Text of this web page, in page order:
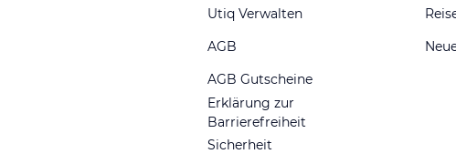
Utiq Verwalten
AGB
AGB Gutscheine
Erklärung zur
Barrierefreiheit
Sicherheit